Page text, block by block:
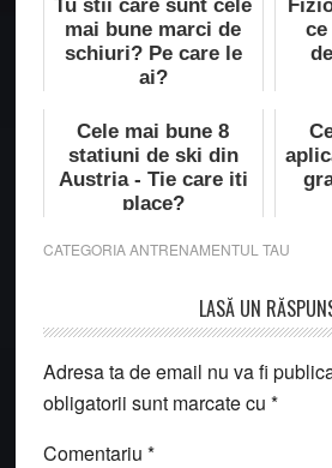
Tu stii care sunt cele
mai bune marci de
schiuri? Pe care le
ai?
Cele mai bune 8
statiuni de ski din
Austria - Tie care iti
place?
CATEGORIAANTRENAMENTUL TAU
Interactions
LASĂ UN
Adresa ta de email nu va fi
obligatorii sunt marcate cu *
Comentariu *